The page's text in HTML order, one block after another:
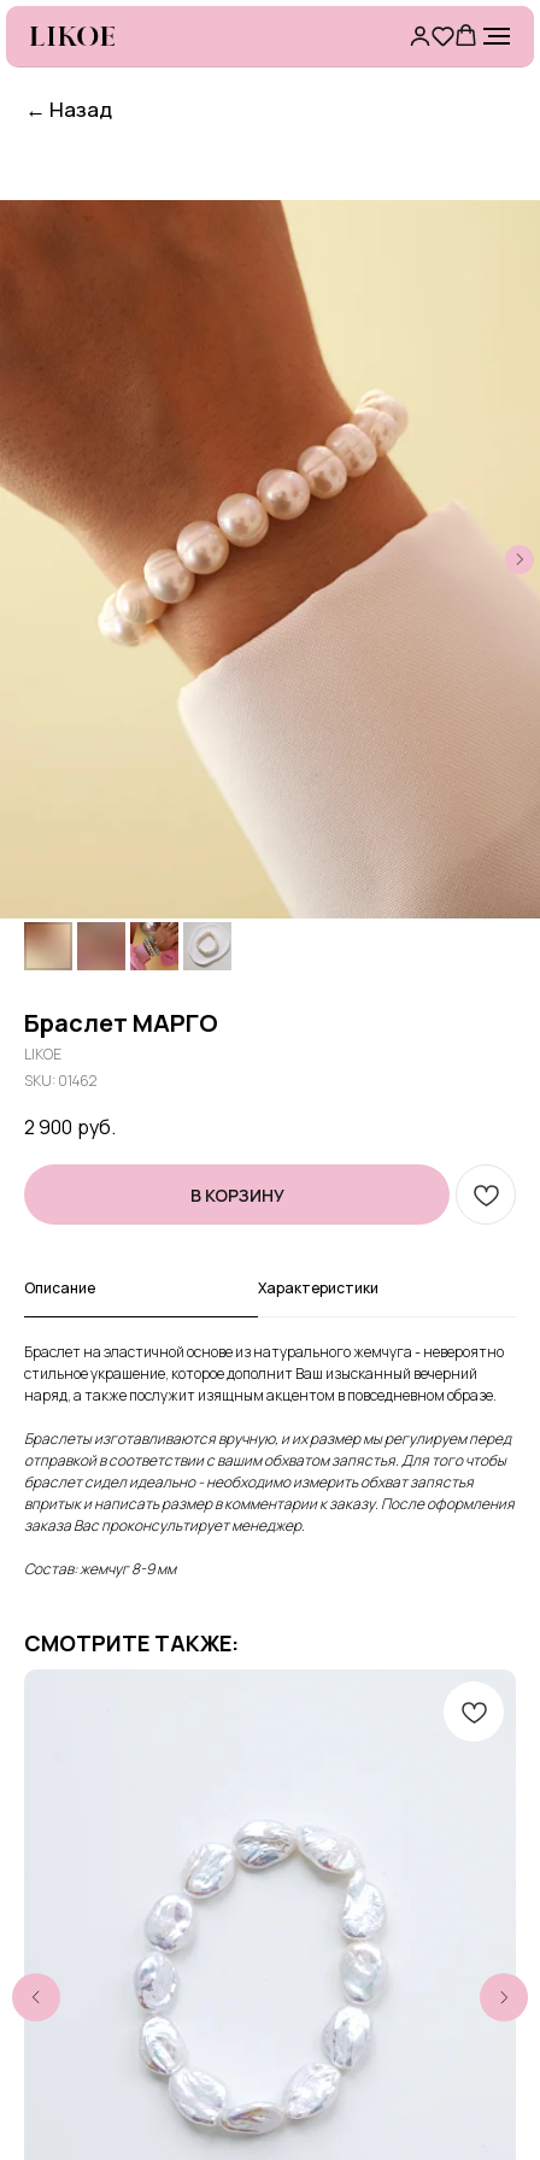
Браслет МАРГО
LIKOE
SKU: 01462
2 900 руб.
В КОРЗИНУ
Описание Характеристики
Браслет на эластичной основе из натурального жемчуга - невероятно
стильное украшение, которое дополнит Ваш изысканный вечерний
наряд, а также послужит изящным акцентом в повседневном образе.
Браслеты изготавливаются вручную, и их размер мы регулируем перед
отправкой в соответствии с вашим обхватом запястья. Для того чтобы
браслет сидел идеально - необходимо измерить обхват запястья
впритык и написать размер в комментарии к заказу. После оформления
заказа Вас проконсультирует менеджер.
Состав: жемчуг 8-9 мм
СМОТРИТЕ ТАКЖЕ: